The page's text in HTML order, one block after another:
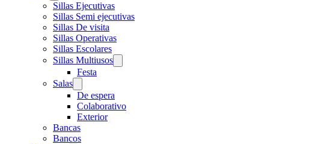
Sillas Ejecutivas
Sillas Semi ejecutivas
Sillas De visita
Sillas Operativas
Sillas Escolares
Sillas Multiusos
Festa
Salas
De espera
Colaborativo
Exterior
Bancas
Bancos